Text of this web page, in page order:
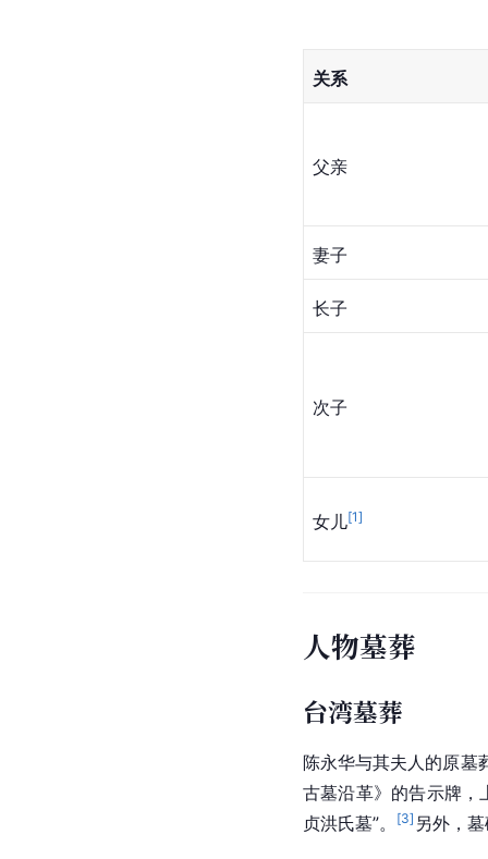
关系
父亲
妻子
长子
次子
女儿[1]
人物墓葬
台湾墓葬
陈永华与其夫人的原墓
古墓沿革》的告示牌，
贞洪氏墓”。
[3] 另外，